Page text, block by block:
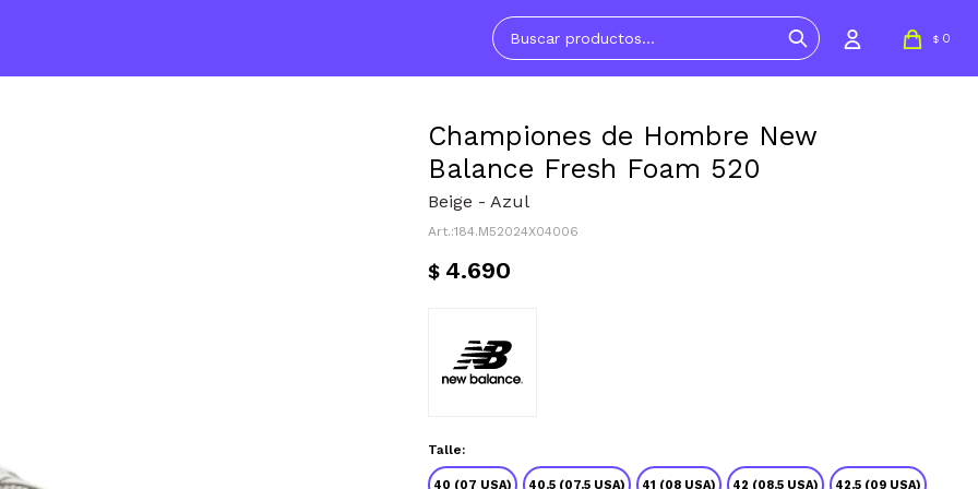
$ 0
Championes de Hombre New
Balance Fresh Foam 520
Beige - Azul
184.M52024X04006
$ 4.690
Talle:
40 (07 USA) 40.5 (07.5 USA) 41 (08 USA) 42 (08.5 USA) 42.5 (09 USA)